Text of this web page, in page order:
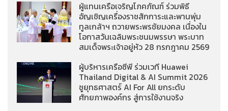
ผู้แทนเครือเจริญโภคภัณฑ์ ร่วมพิธี
อัญเชิญเครื่องราชสักการะและพานพุ่ม
ทูลเกล้าฯ ถวายพระพรชัยมงคล เนื่องใน
โอกาสวันเฉลิมพระชนมพรรษา พระบาท
สมเด็จพระเจ้าอยู่หัว 28 กรกฎาคม 2569
ผู้บริหารเครือซีพี ร่วมเวที Huawei
Thailand Digital & AI Summit 2026
ชูยุทธศาสตร์ AI For All ยกระดับ
ศักยภาพองค์กร สู่การใช้งานจริง